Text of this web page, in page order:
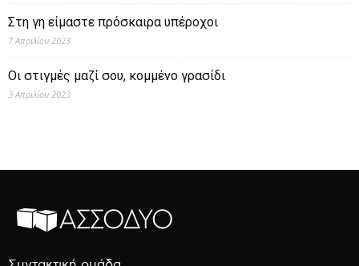
Στη γη είμαστε πρόσκαιρα υπέροχοι
7 Απριλίου 2023
Οι στιγμές μαζί σου, κομμένο γρασίδι
3 Απριλίου 2023